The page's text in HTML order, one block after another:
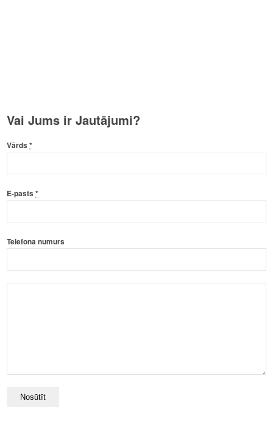
Vai Jums ir Jautājumi?
Vārds*
E-pasts*
Telefona numurs